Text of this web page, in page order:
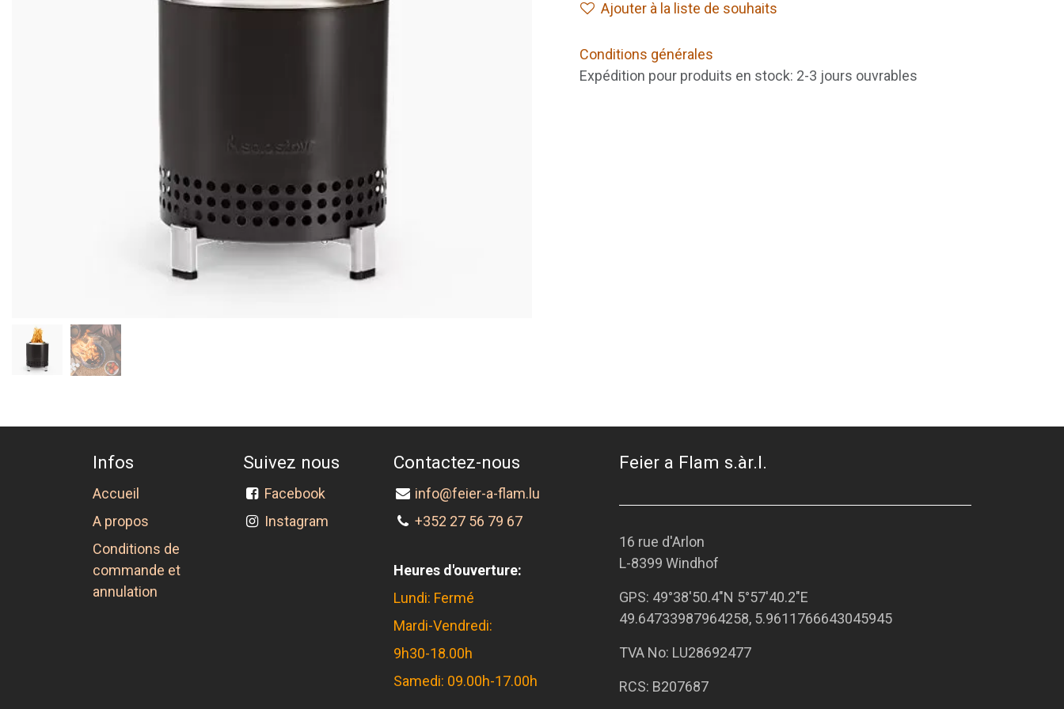
Ajouter à la liste de souhaits
Conditions générales
Expédition pour produits en stock: 2-3 jours ouvrables
Infos
Accueil
A propos
Conditions de
commande et
annulation
Suivez nous
Facebook
Instagram
Contactez-nous
info@feier-a-flam.lu
+352 27 56 79 67
Heures d'ouverture:
Lundi: Fermé
Mardi-Vendredi:
9h30-18.00h
Samedi: 09.00h-17.00h
Feier a Flam s.àr.l.
16 rue d'Arlon
L-8399 Windhof
GPS: 49°38'50.4"N 5°57'40.2"E
49.64733987964258, 5.9611766643045945
TVA No: LU28692477
RCS: B207687